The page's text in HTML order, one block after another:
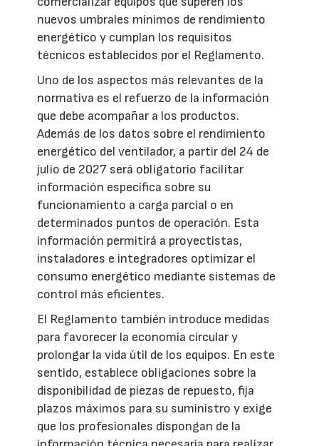
nuevos umbrales mínimos de rendimiento
energético y cumplan los requisitos
técnicos establecidos por el Reglamento.
Uno de los aspectos más relevantes de la
normativa es el refuerzo de la información
que debe acompañar a los productos.
Además de los datos sobre el rendimiento
energético del ventilador, a partir del 24 de
julio de 2027 será obligatorio facilitar
información específica sobre su
funcionamiento a carga parcial o en
determinados puntos de operación. Esta
información permitirá a proyectistas,
instaladores e integradores optimizar el
consumo energético mediante sistemas de
control más eficientes.
El Reglamento también introduce medidas
para favorecer la economía circular y
prolongar la vida útil de los equipos. En este
sentido, establece obligaciones sobre la
disponibilidad de piezas de repuesto, fija
plazos máximos para su suministro y exige
que los profesionales dispongan de la